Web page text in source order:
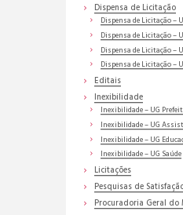
Dispensa de Licitação
Dispensa de Licitação –
Dispensa de Licitação –
Dispensa de Licitação –
Dispensa de Licitação –
Editais
Inexibilidade
Inexibilidade – UG
Inexibilidade – UG
Inexibilidade – UG
Inexibilidade – UG Saúde
Licitações
Pesquisas de
Procuradoria Geral do